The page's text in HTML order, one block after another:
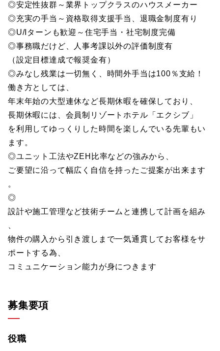
◎安定性抜群～業界トップクラスのハウスメーカー
◎充実の手当～資格取得支援手当、退職金制度有り
◎U/Iターンも歓迎～住宅手当・社宅制度完備
◎事務職だけど、人事考課以外の評価制度有
（設定目標達成で報奨金有）
◎みなし残業は一切無く、時間外手当は100％支給！
働き方としては、
年末年始の大型連休など長期休暇を確保しており、
長期休暇には、会員制リゾートホテル「エクシブ」
を利用してゆっくりした時間を楽しんでいる先輩もい
ます。
◎ユニット工法やZEH比率などの強みから、
ご要望に沿って幅広く自信を持ったご提案が出来ます
。
◎
設計や施工管理など技術チームと連携して計画を組み
物件の購入から引き渡しまで一気通貫してお客様をサ
ポートする為、
コミュニケーション能力が身につきます
募集要項
役職